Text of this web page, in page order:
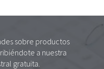
sobre productos
a nuestra
gratuita.